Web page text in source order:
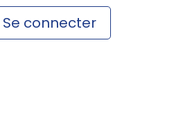
Se connecter